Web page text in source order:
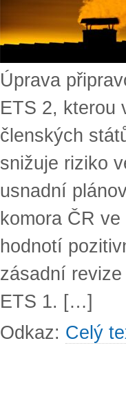
Úprava
ETS 2, kterou
členských
snižuje riziko
usnadní
komora ČR
hodnotí
zásadní
ETS 1. […]
Odkaz: Celý